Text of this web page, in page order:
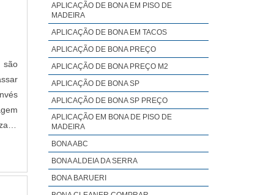
são
APLICAÇÃO DE BONA EM PISO DE
MADEIRA
APLICAÇÃO DE BONA EM TACOS
APLICAÇÃO DE BONA PREÇO
APLICAÇÃO DE BONA PREÇO M2
APLICAÇÃO DE BONA SP
APLICAÇÃO DE BONA SP PREÇO
APLICAÇÃO EM BONA DE PISO DE
MADEIRA
BONA ABC
BONA ALDEIA DA SERRA
BONA BARUERI